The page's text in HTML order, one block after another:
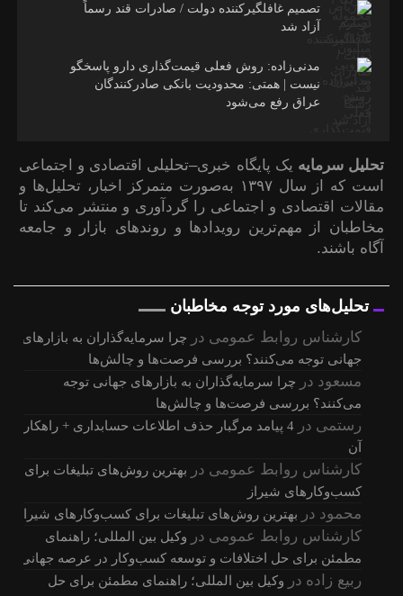
تصمیم غافلگیرکننده دولت / صادرات قند رسماً
آزاد شد
مدنی‌زاده: روش فعلی قیمت‌گذاری دارو پاسخگو
نیست | همتی: محدودیت بانکی صادرکنندگان
عراق رفع می‌شود
تحلیل سرمایه یک پایگاه خبری–تحلیلی اقتصادی و اجتماعی
است که از سال ۱۳۹۷ به‌صورت متمرکز اخبار، تحلیل‌ها و
مقالات اقتصادی و اجتماعی را گردآوری و منتشر می‌کند تا
مخاطبان از مهم‌ترین رویدادها و روندهای بازار و جامعه
آگاه باشند.
تحلیل‌های مورد توجه مخاطبان
کارشناس روابط عمومی در
چرا سرمایه‌گذاران به بازارهای
جهانی توجه می‌کنند؟ بررسی فرصت‌ها و چالش‌ها
مسعود در
چرا سرمایه‌گذاران به بازارهای جهانی توجه
می‌کنند؟ بررسی فرصت‌ها و چالش‌ها
رستمی در
4 پیامد مرگبار حذف اطلاعات حسابداری + راهکار
آن
کارشناس روابط عمومی در
بهترین روش‌های تبلیغات برای
کسب‌وکارهای شیراز
محمود در بهترین روش‌های تبلیغات برای کسب‌وکارهای شیراز
کارشناس روابط عمومی در
وکیل بین المللی؛ راهنمای
مطمئن برای حل اختلافات و توسعه کسب‌وکار در عرصه جهانی
ربیع زاده در
وکیل بین المللی؛ راهنمای مطمئن برای حل